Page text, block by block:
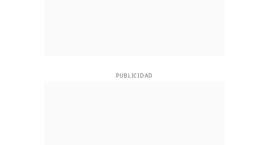
PUBLICIDAD